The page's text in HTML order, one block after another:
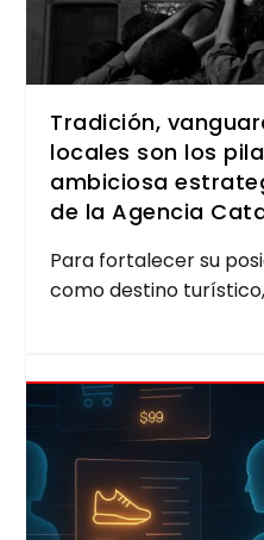
Tradición,
locales son los
ambiciosa
de la Agencia
Para for­ta­le­cer su
como des­tino